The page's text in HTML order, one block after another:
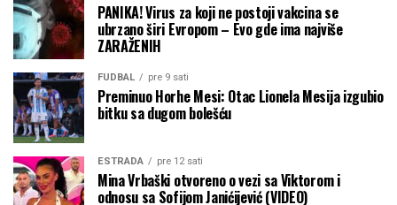
PANIKA! Virus za koji ne postoji vakcina se
ubrzano širi Evropom – Evo gde ima najviše
ZARAŽENIH
FUDBAL pre 9 sati
Preminuo Horhe Mesi: Otac Lionela Mesija izgubio
bitku sa dugom bolešću
ESTRADA pre 12 sati
Mina Vrbaški otvoreno o vezi sa Viktorom i
odnosu sa Sofijom Janićijević (VIDEO)